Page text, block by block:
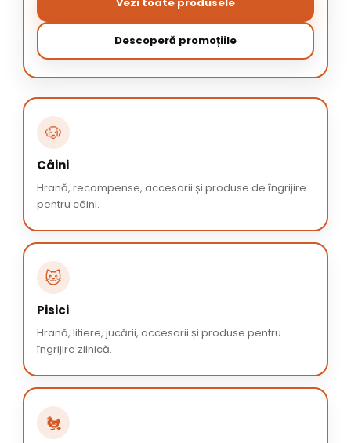
Descoperă promoțiile
🐶
Câini
Hrană, recompense, accesorii și produse de îngrijire
pentru câini.
🐱
Pisici
Hrană, litiere, jucării, accesorii și produse pentru
îngrijire zilnică.
🐔